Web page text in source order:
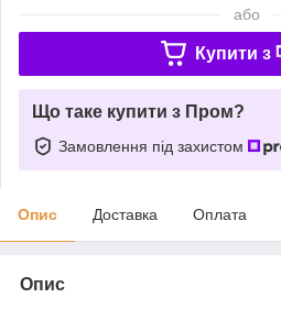
або
Купити з
Що таке купити з Пром?
Замовлення під захистом
Опис Доставка Оплата
Опис